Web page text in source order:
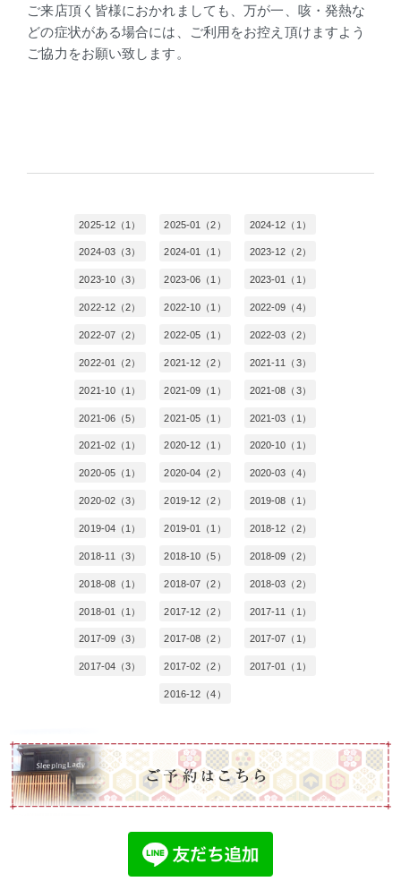
ご来店頂く皆様におかれましても、万が一、咳・発熱な
どの症状がある場合には、ご利用をお控え頂けますよう
ご協力をお願い致します。
2025-12（1） 2025-01（2） 2024-12（1）
2024-03（3） 2024-01（1） 2023-12（2）
2023-10（3） 2023-06（1） 2023-01（1）
2022-12（2） 2022-10（1） 2022-09（4）
2022-07（2） 2022-05（1） 2022-03（2）
2022-01（2） 2021-12（2） 2021-11（3）
2021-10（1） 2021-09（1） 2021-08（3）
2021-06（5） 2021-05（1） 2021-03（1）
2021-02（1） 2020-12（1） 2020-10（1）
2020-05（1） 2020-04（2） 2020-03（4）
2020-02（3） 2019-12（2） 2019-08（1）
2019-04（1） 2019-01（1） 2018-12（2）
2018-11（3） 2018-10（5） 2018-09（2）
2018-08（1） 2018-07（2） 2018-03（2）
2018-01（1） 2017-12（2） 2017-11（1）
2017-09（3） 2017-08（2） 2017-07（1）
2017-04（3） 2017-02（2） 2017-01（1）
2016-12（4）